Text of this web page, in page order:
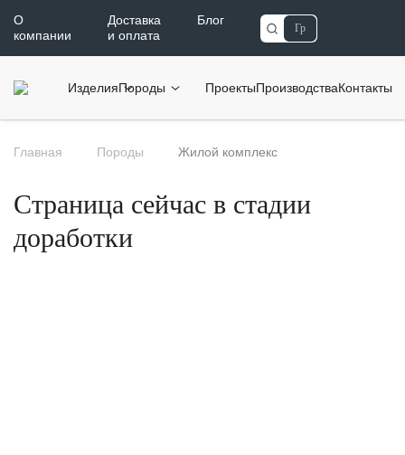
О
компании
Доставка
и оплата
Блог
ИзделияПороды ПроектыПроизводстваКонтакты
Главная Породы Жилой комплекс
Страница сейчас в стадии
доработки